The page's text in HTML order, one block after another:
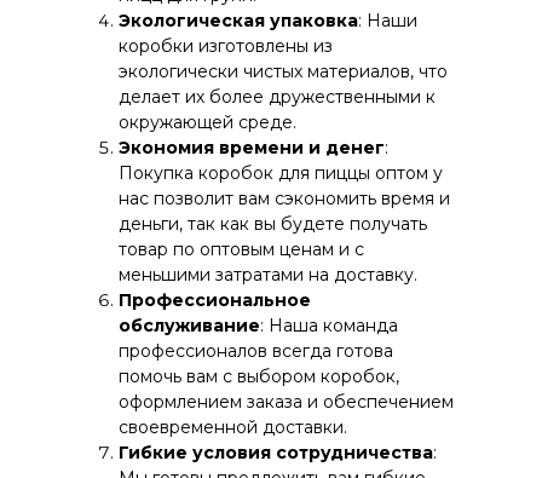
Экологическая упаковка: Наши
коробки изготовлены из
экологически чистых материалов, что
делает их более дружественными к
окружающей среде.
Экономия времени и денег:
Покупка коробок для пиццы оптом у
нас позволит вам сэкономить время и
деньги, так как вы будете получать
товар по оптовым ценам и с
меньшими затратами на доставку.
Профессиональное
обслуживание: Наша команда
профессионалов всегда готова
помочь вам с выбором коробок,
оформлением заказа и обеспечением
своевременной доставки.
Гибкие условия сотрудничества: